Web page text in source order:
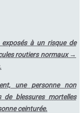
à un risque de
routiers normaux →
une personne non
blessures mortelles
ceinturée.